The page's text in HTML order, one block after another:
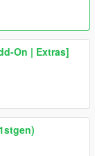
On | Extras]